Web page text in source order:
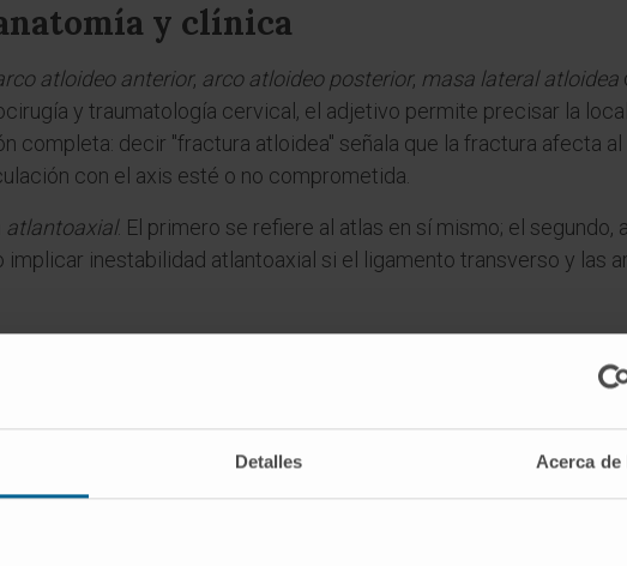
Detalles Acerca de
y clínica
atloideo anterior, arco atloideo posterior, masa lateral atloidea
y traumatología cervical, el adjetivo permite precisar la
completa: decir "fractura atloidea" señala que la fractura afecta al
con el axis esté o no comprometida.
atlantoaxial. El primero se refiere al atlas en sí mismo; el segundo,
implicar inestabilidad atlantoaxial si el ligamento transverso y las
atloideo?
mitológico, combinado con el sufijo -oideo, que en anatomía
en
atlantoaxial?